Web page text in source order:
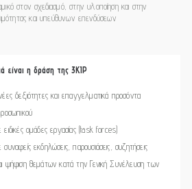
στον σχεδιασμό, στην υλοποίηση και στην
και υπεύθυνων επενδύσεων
είναι η δράση της 3KIP
δεξιότητες και επαγγελματικά προσόντα
ομάδες εργασίας (task forces)
εκδηλώσεις, παρουσιάσεις, συζητήσεις
ψήφιση θεμάτων κατά την Γενική Συνέλευση των